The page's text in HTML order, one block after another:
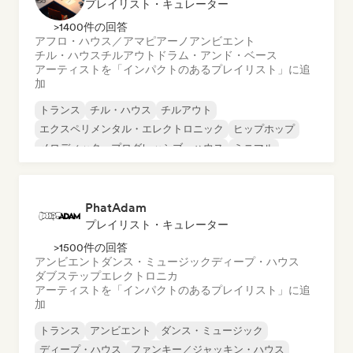
プレイリスト・キュレーター
>1400件の回答
アフロ・ハウス／アマピアーノ アンビエント
チル・ハウスチルアウト ドラム・アンド・ベース
アーティストを「インパクトのあるプレイリスト」に追
加
トランス チル・ハウス
チルアウト
エクスペリメンタル・エレクトロニック
ヒップホップ
メロディック・プログレッシブ・ハウス
ミニマル
PhatAdam
プレイリスト・キュレーター
>1500件の回答
アンビエント ダンス・ミュージックディープ・ハウス
ダブステップエレクトロニカ
アーティストを「インパクトのあるプレイリスト」に追
加
トランス アンビエント
ダンス・ミュージック
ディープ・ハウス
ファンキー／ジャッキン・ハウス